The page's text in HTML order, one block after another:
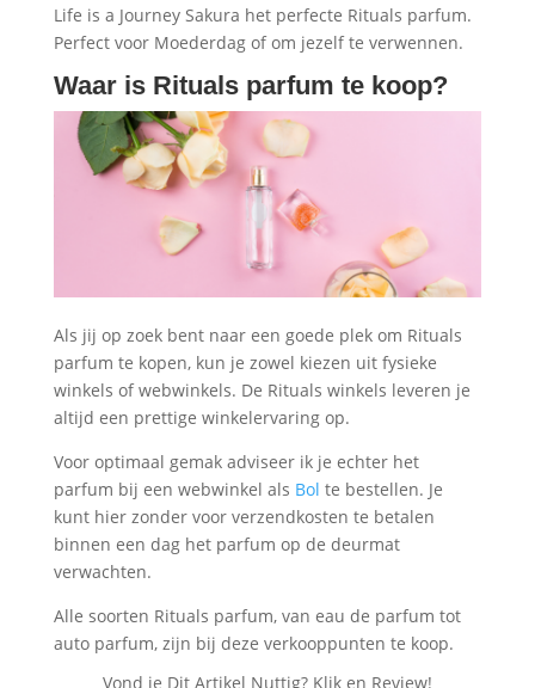
Life is a Journey Sakura het perfecte Rituals parfum.
Perfect voor Moederdag of om jezelf te verwennen.
Waar is Rituals parfum te koop?
Als jij op zoek bent naar een goede plek om Rituals
parfum te kopen, kun je zowel kiezen uit fysieke
winkels of webwinkels. De Rituals winkels leveren je
altijd een prettige winkelervaring op.
Voor optimaal gemak adviseer ik je echter het
parfum bij een webwinkel als Bol te bestellen. Je
kunt hier zonder voor verzendkosten te betalen
binnen een dag het parfum op de deurmat
verwachten.
Alle soorten Rituals parfum, van eau de parfum tot
auto parfum, zijn bij deze verkooppunten te koop.
Vond je Dit Artikel Nuttig? Klik en Review!